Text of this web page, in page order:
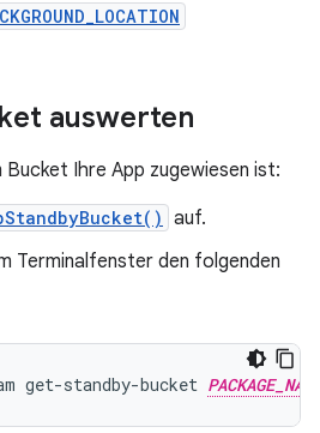
auswerten
Ihre App zugewiesen ist:
auf.
Terminalfenster den folgenden
get-standby-bucket